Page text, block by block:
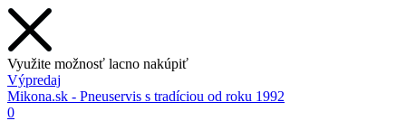
Využite možnosť lacno nakúpiť
Výpredaj
Mikona.sk - Pneuservis s tradíciou od roku 1992
0